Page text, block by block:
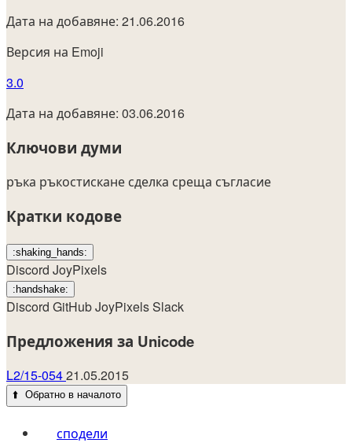
Дата на добавяне: 21.06.2016
Версия на Emoji
3.0
Дата на добавяне: 03.06.2016
Ключови думи
ръка ръкостискане сделка среща съгласие
Кратки кодове
:shaking_hands:
Discord JoyPixels
:handshake:
Discord GitHubJoyPixelsSlack
Предложения за Unicode
L2/15-05421.05.2015
⬆️ Обратно в началото
сподели